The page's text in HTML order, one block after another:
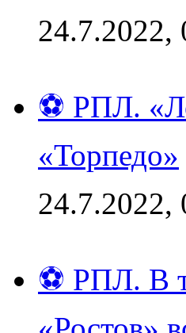
24.7.2022,
⚽ РПЛ.
«Торпедо»
24.7.2022,
⚽ РПЛ. В